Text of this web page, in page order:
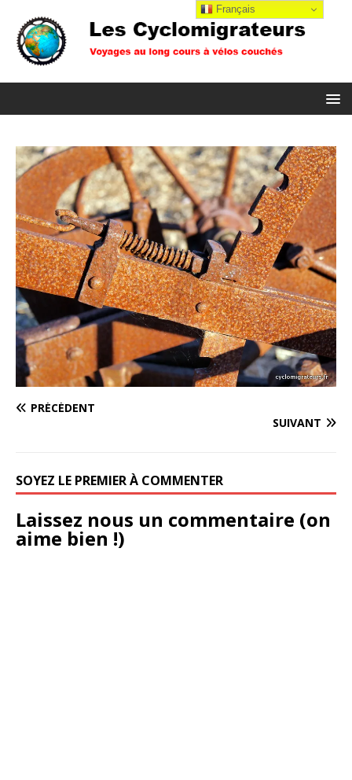
PRÉCÉDENT
SUIVANT
SOYEZ LE PREMIER À COMMENTER
Laissez nous un commentaire (on
aime bien !)
Français